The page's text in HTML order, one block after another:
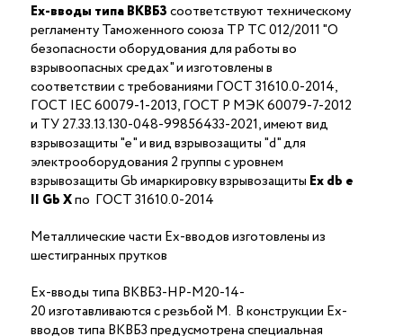
Ex-вводы типа ВКВБ3соответствуют техническому
регламенту Таможенного союза ТР ТС 012/2011 "О
безопасности оборудования для работы во
взрывоопасных средах" и изготовлены в
соответствии с требованиями ГОСТ 31610.0-2014,
ГОСТ IEC 60079-1-2013, ГОСТ Р МЭК 60079-7-2012
и ТУ 27.33.13.130-048-99856433-2021, имеют вид
взрывозащиты "е" и вид взрывозащиты "d" для
электрооборудования 2 группы с уровнем
взрывозащиты Gb имаркировку взрывозащиты Ехdb е
II Gb Xпо ГОСТ 31610.0-2014
Металлические части Ex-вводов изготовлены из
шестигранных прутков
Ex-вводы типа ВКВБ3-НР-M20-14-
20 изготавливаются с резьбой M. В конструкции Ex-
вводов типа ВКВБ3 предусмотрена специальная